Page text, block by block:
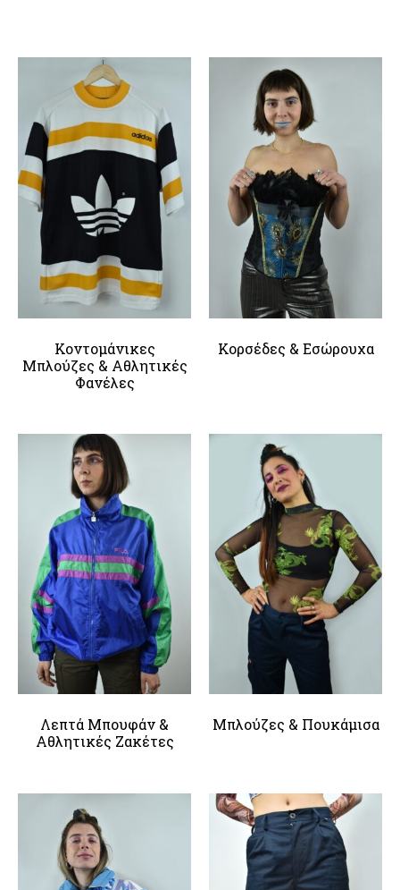
Κοντομάνικες
Μπλούζες & Αθλητικές
Φανέλες
Κορσέδες & Εσώρουχα
Λεπτά Μπουφάν &
Αθλητικές Ζακέτες
Μπλούζες & Πουκάμισα